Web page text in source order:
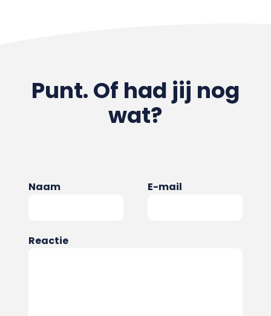
Punt. Of had jij nog
wat?
Naam E-mail
Reactie